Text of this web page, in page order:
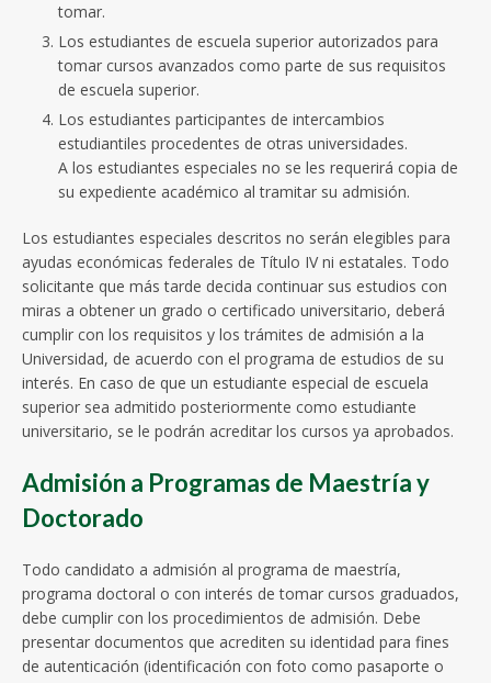
tomar.
Los estudiantes de escuela superior autorizados para
tomar cursos avanzados como parte de sus requisitos
de escuela superior.
Los estudiantes participantes de intercambios
estudiantiles procedentes de otras universidades.
A los estudiantes especiales no se les requerirá copia de
su expediente académico al tramitar su admisión.
Los estudiantes especiales descritos no serán elegibles para
ayudas económicas federales de Título IV ni estatales. Todo
solicitante que más tarde decida continuar sus estudios con
miras a obtener un grado o certificado universitario, deberá
cumplir con los requisitos y los trámites de admisión a la
Universidad, de acuerdo con el programa de estudios de su
interés. En caso de que un estudiante especial de escuela
superior sea admitido posteriormente como estudiante
universitario, se le podrán acreditar los cursos ya aprobados.
Admisión a Programas de Maestría y
Doctorado
Todo candidato a admisión al programa de maestría,
programa doctoral o con interés de tomar cursos graduados,
debe cumplir con los procedimientos de admisión. Debe
presentar documentos que acrediten su identidad para fines
de autenticación (identificación con foto como pasaporte o